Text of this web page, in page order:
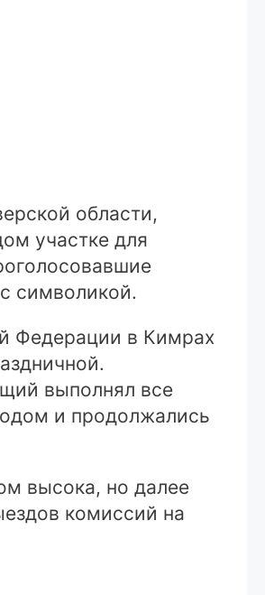
области,
участке для
символикой.
Федерации в Кимрах
выполнял все
и продолжались
высока, но далее
комиссий на